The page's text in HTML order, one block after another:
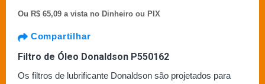
Ou R$ 65,09 a vista no Dinheiro ou PIX
Compartilhar
Filtro de Óleo Donaldson P550162
Os filtros de lubrificante Donaldson são projetados para